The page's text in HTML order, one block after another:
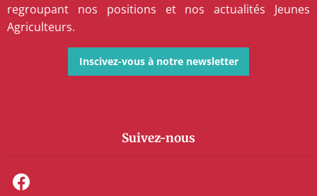
regroupant nos positions et nos actualités Jeunes
Agriculteurs.
Inscivez-vous à notre newsletter
Suivez-nous